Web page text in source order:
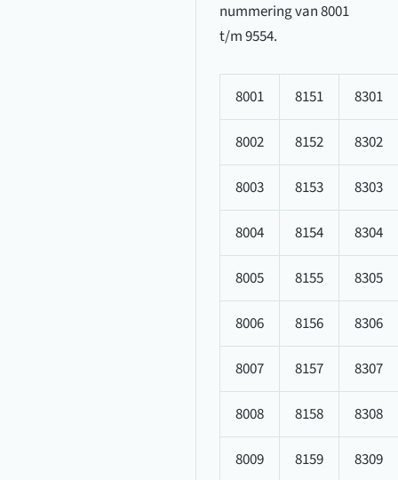
nummering van 8001
t/m 9554.
8001 8151 8301
8002 8152 8302
8003 8153 8303
8004 8154 8304
8005 8155 8305
8006 8156 8306
8007 8157 8307
8008 8158 8308
8009 8159 8309